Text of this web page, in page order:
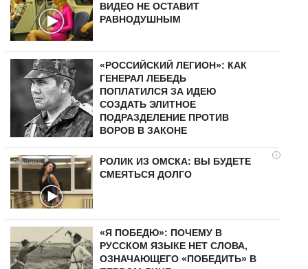
ВИДЕО НЕ ОСТАВИТ
РАВНОДУШНЫМ
«РОССИЙСКИЙ ЛЕГИОН»: КАК
ГЕНЕРАЛ ЛЕБЕДЬ
ПОПЛАТИЛСЯ ЗА ИДЕЮ
СОЗДАТЬ ЭЛИТНОЕ
ПОДРАЗДЕЛЕНИЕ ПРОТИВ
ВОРОВ В ЗАКОНЕ
i
РОЛИК ИЗ ОМСКА: ВЫ БУДЕТЕ
СМЕЯТЬСЯ ДОЛГО
«Я ПОБЕДЮ»: ПОЧЕМУ В
РУССКОМ ЯЗЫКЕ НЕТ СЛОВА,
ОЗНАЧАЮЩЕГО «ПОБЕДИТЬ» В